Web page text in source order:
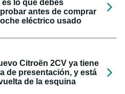
es lo que debes
antes de comprar
eléctrico usado
Citroën 2CV ya tiene
de presentación, y está
de la esquina